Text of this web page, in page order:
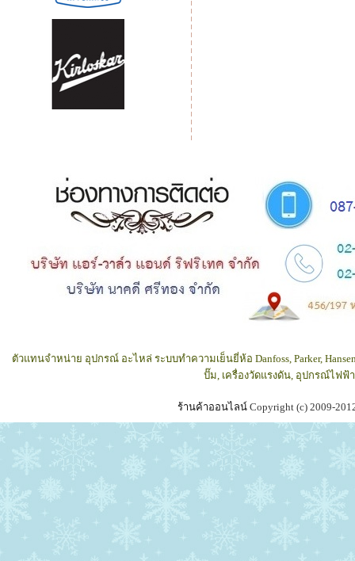
ตัวแทนจำหน่าย อุปกรณ์ อะไหล่ ระบบทำความเย็นยี่ห้อ Danfoss, Parker,
ปั๊ม, เครื่องวัดแรงดัน, อุปกรณ์ไฟฟ้
ร้านค้าออนไลน์Copyright (c) 2009-